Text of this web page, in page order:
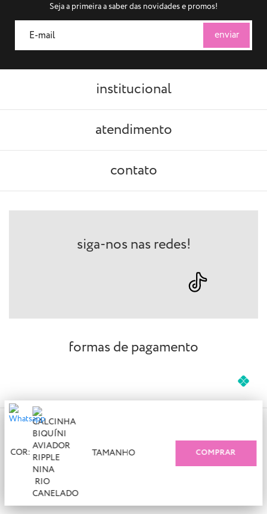
COR: TAMANHO COMPRAR
Seja a primeira a saber das novidades e promos!
institucional
atendimento
contato
siga-nos nas redes!
formas de pagamento
© 2023 Solar Bikinis - CNPJ: 25.450.175/0001-21 | Todos os
Agronômica - Florianópolis - SC